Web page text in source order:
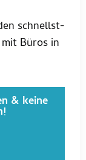
schnellst-
Büros in
& keine